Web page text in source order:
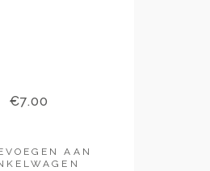
AAN
€7.00